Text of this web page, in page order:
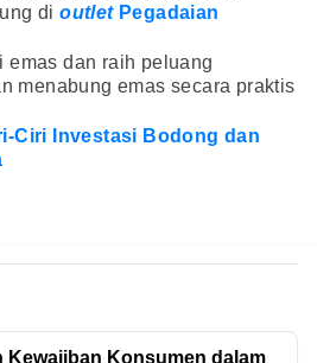
dioutletPegadaian
emas dan raih peluang
menabung emas secara praktis
Ciri Investasi Bodong dan
Kewajiban Konsumen dalam